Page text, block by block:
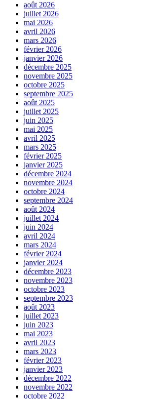
août 2026
juillet 2026
mai 2026
avril 2026
mars 2026
février 2026
janvier 2026
décembre 2025
novembre 2025
octobre 2025
septembre 2025
août 2025
juillet 2025
juin 2025
mai 2025
avril 2025
mars 2025
février 2025
janvier 2025
décembre 2024
novembre 2024
octobre 2024
septembre 2024
août 2024
juillet 2024
juin 2024
avril 2024
mars 2024
février 2024
janvier 2024
décembre 2023
novembre 2023
octobre 2023
septembre 2023
août 2023
juillet 2023
juin 2023
mai 2023
avril 2023
mars 2023
février 2023
janvier 2023
décembre 2022
novembre 2022
octobre 2022